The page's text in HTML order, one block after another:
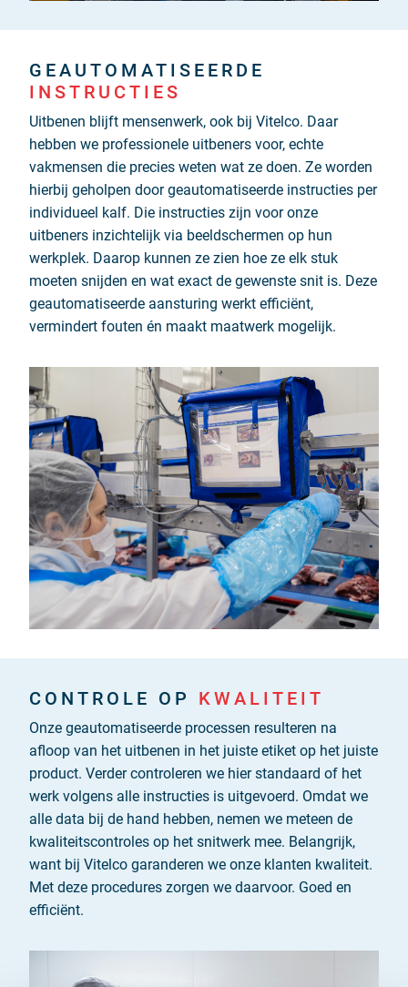
GEAUTOMATISEERDE
INSTRUCTIES
Uitbenen blijft mensenwerk, ook bij Vitelco. Daar
hebben we professionele uitbeners voor, echte
vakmensen die precies weten wat ze doen. Ze worden
hierbij geholpen door geautomatiseerde instructies per
individueel kalf. Die instructies zijn voor onze
uitbeners inzichtelijk via beeldschermen op hun
werkplek. Daarop kunnen ze zien hoe ze elk stuk
moeten snijden en wat exact de gewenste snit is. Deze
geautomatiseerde aansturing werkt efficiënt,
vermindert fouten én maakt maatwerk mogelijk.
CONTROLE OP KWALITEIT
Onze geautomatiseerde processen resulteren na
afloop van het uitbenen in het juiste etiket op het juiste
product. Verder controleren we hier standaard of het
werk volgens alle instructies is uitgevoerd. Omdat we
alle data bij de hand hebben, nemen we meteen de
kwaliteitscontroles op het snitwerk mee. Belangrijk,
want bij Vitelco garanderen we onze klanten kwaliteit.
Met deze procedures zorgen we daarvoor. Goed en
efficiënt.